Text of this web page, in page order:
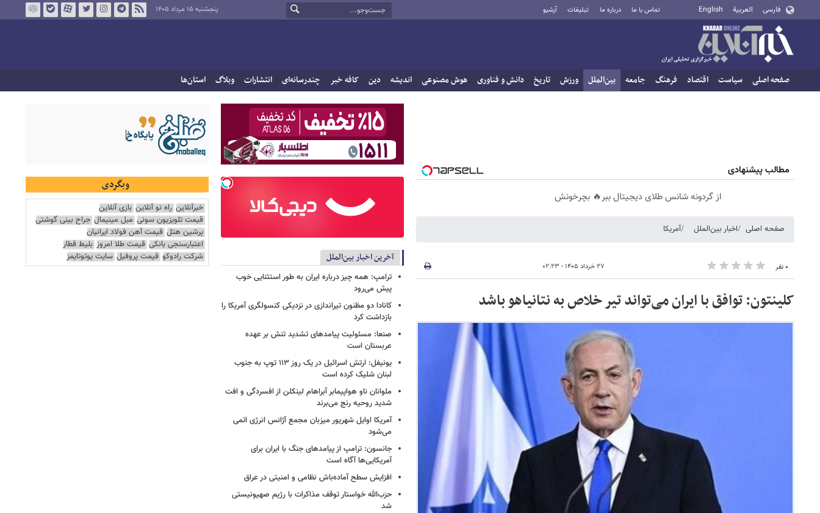
فارسی العربية English تماس با ما درباره ما تبلیغات آرشیو پنجشنبه ۱۵ مرداد ۱۴۰۵
صفحه اصلی سیاست اقتصاد فرهنگ جامعه بین‌الملل ورزش تاریخ دانش و فناوری هوش مصنوعی اندیشه دین کافه خبر چندرسانه‌ای انتشارات وبلاگ استان‌ها
مطالب پیشنهادی
از گردونه شانس طلای دیجیتال ببر🔥 بچرخونش
صفحه اصلی اخبار بین‌الملل آمریکا
۰ نفر ۲۷ خرداد ۱۴۰۵ - ۰۲:۲۳
کلینتون: توافق با ایران می‌تواند تیر خلاص به نتانیاهو باشد
آخرین اخبار بین‌الملل
ترامپ: همه چیز درباره ایران به طور استثنایی خوب
پیش می‌رود
کانادا دو مظنون تیراندازی در نزدیکی کنسولگری آمریکا را
بازداشت کرد
صنعا: مسئولیت پیامدهای تشدید تنش بر عهده
عربستان است
یونیفل: ارتش اسرائیل در یک روز ۱۱۳ توپ به جنوب
لبنان شلیک کرده است
ملوانان ناو هواپیمابر آبراهام لینکلن از افسردگی و افت
شدید روحیه رنج می‌برند
آمریکا اوایل شهریور میزبان مجمع آژانس انرژی اتمی
می‌شود
جانسون: ترامپ از پیامدهای جنگ با ایران برای
آمریکایی‌ها آگاه است
افزایش سطح آماده‌باش نظامی و امنیتی در عراق
حزب‌الله خواستار توقف مذاکرات با رژیم صهیونیستی
شد
وبگردی
خبرآنلاین راه نو آنلاین بازی آنلاین
قیمت تلویزیون سونی مبل مینیمال جراح بینی گوشتی
پرشین هتل قیمت آهن فولاد ایرانیان
اعتبارسنجی بانکی قیمت طلا امروز بلیط قطار
شرکت رادوکو قیمت پروفیل سایت یوتوتایمز